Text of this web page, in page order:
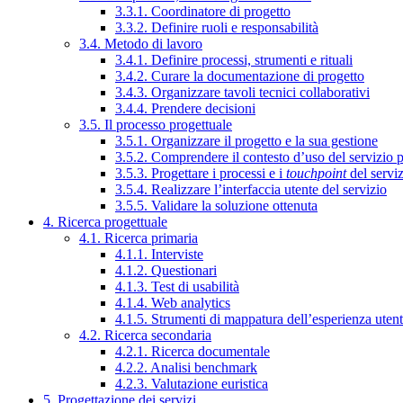
3.3.1. Coordinatore di progetto
3.3.2. Definire ruoli e responsabilità
3.4. Metodo di lavoro
3.4.1. Definire processi, strumenti e rituali
3.4.2. Curare la documentazione di progetto
3.4.3. Organizzare tavoli tecnici collaborativi
3.4.4. Prendere decisioni
3.5. Il processo progettuale
3.5.1. Organizzare il progetto e la sua gestione
3.5.2. Comprendere il contesto d’uso del servizio
3.5.3. Progettare i processi e i touchpointdel
3.5.4. Realizzare l’interfaccia utente del servizio
3.5.5. Validare la soluzione ottenuta
4. Ricerca progettuale
4.1. Ricerca primaria
4.1.1. Interviste
4.1.2. Questionari
4.1.3. Test di usabilità
4.1.4. Web analytics
4.1.5. Strumenti di mappatura dell’esperienza
4.2. Ricerca secondaria
4.2.1. Ricerca documentale
4.2.2. Analisi benchmark
4.2.3. Valutazione euristica
5. Progettazione dei servizi